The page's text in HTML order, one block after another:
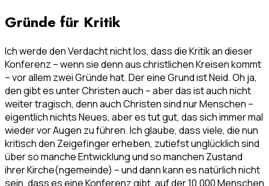
Gründe für Kritik
Ich werde den Verdacht nicht los, dass die Kritik an dieser
Konferenz – wenn sie denn aus christlichen Kreisen kommt
– vor allem zwei Gründe hat. Der eine Grund ist Neid. Oh ja,
den gibt es unter Christen auch – aber das ist auch nicht
weiter tragisch, denn auch Christen sind nur Menschen –
eigentlich nichts Neues, aber es tut gut, das sich immer mal
wieder vor Augen zu führen. Ich glaube, dass viele, die nun
kritisch den Zeigefinger erheben, zutiefst unglücklich sind
über so manche Entwicklung und so manchen Zustand
ihrer Kirche(ngemeinde) – und dann kann es natürlich nicht
sein, dass es eine Konferenz gibt, auf der 10.000 Menschen